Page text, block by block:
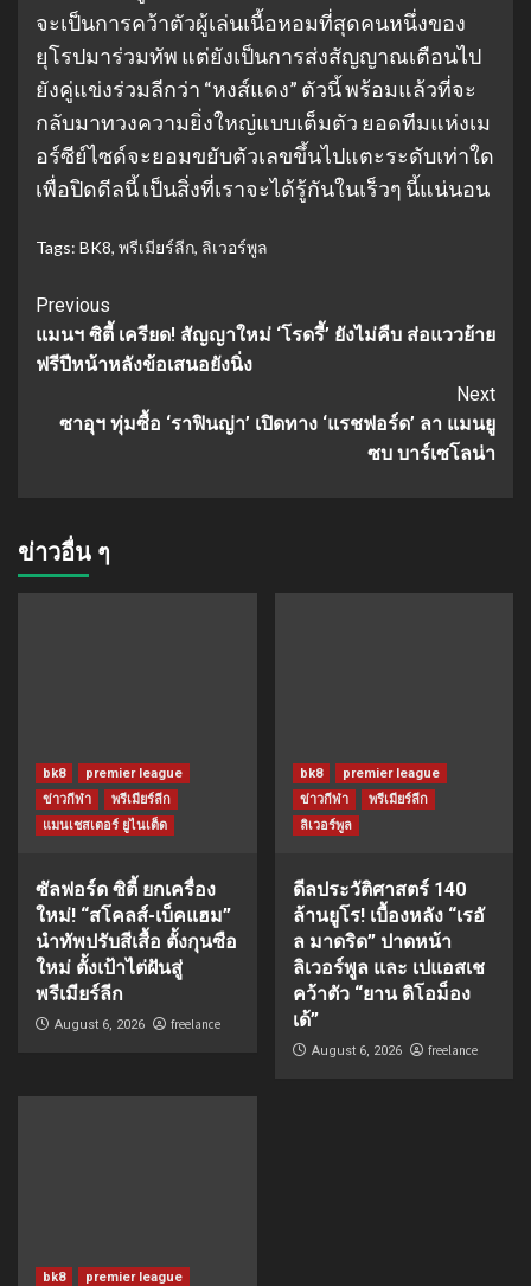
จะเป็นการคว้าตัวผู้เล่นเนื้อหอมที่สุดคนหนึ่งของ
ยุโรปมาร่วมทัพ แต่ยังเป็นการส่งสัญญาณเตือนไป
ยังคู่แข่งร่วมลีกว่า “หงส์แดง” ตัวนี้ พร้อมแล้วที่จะ
กลับมาทวงความยิ่งใหญ่แบบเต็มตัว ยอดทีมแห่งเม
อร์ซีย์ไซด์จะยอมขยับตัวเลขขึ้นไปแตะระดับเท่าใด
เพื่อปิดดีลนี้ เป็นสิ่งที่เราจะได้รู้กันในเร็วๆ นี้แน่นอน
Tags: BK8, พรีเมียร์ลีก, ลิเวอร์พูล
Continue
Reading
Previous
แมนฯ ซิตี้ เครียด! สัญญาใหม่ ‘โรดรี้’ ยังไม่คืบ ส่อแววย้าย
ฟรีปีหน้าหลังข้อเสนอยังนิ่ง
Next
ซาอุฯ ทุ่มซื้อ ‘ราฟินญ่า’ เปิดทาง ‘แรชฟอร์ด’ ลา แมนยู
ซบ บาร์เซโลน่า
ข่าวอื่น ๆ
bk8
premier league
ข่าวกีฬา
พรีเมียร์ลีก
แมนเชสเตอร์ ยูไนเต็ด
ซัลฟอร์ด ซิตี้ ยกเครื่อง
ใหม่! “สโคลส์-เบ็คแฮม”
นำทัพปรับสีเสื้อ ตั้งกุนซือ
ใหม่ ตั้งเป้าไต่ฝันสู่
พรีเมียร์ลีก
August 6, 2026 freelance
bk8
premier league
ข่าวกีฬา
พรีเมียร์ลีก
ลิเวอร์พูล
ดีลประวัติศาสตร์ 140
ล้านยูโร! เบื้องหลัง “เรอั
ล มาดริด” ปาดหน้า
ลิเวอร์พูล และ เปแอสเช
คว้าตัว “ยาน ดิโอม็อง
เด้”
August 6, 2026 freelance
bk8
premier league